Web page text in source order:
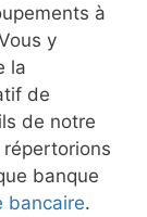
à
y
la
de
de notre
banque
bancaire.